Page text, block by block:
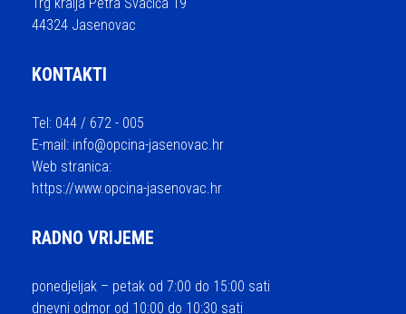
Trg kralja Petra Svačića 19
44324 Jasenovac
KONTAKTI
Tel: 044 / 672 - 005
E-mail: info@opcina-jasenovac.hr
Web stranica:
https://www.opcina-jasenovac.hr
RADNO VRIJEME
ponedjeljak – petak od 7:00 do 15:00 sati
dnevni odmor od 10:00 do 10:30 sati